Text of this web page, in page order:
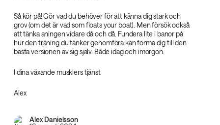
Så kör på! Gör vad du behöver för att känna dig stark och
grov (om det är vad som floats your boat). Men försök också
att tänka aningen vidare då och då. Fundera lite i banor på
hur den träning du tänker genomföra kan forma dig till den
bästa versionen av sig själv. Både idag och imorgon.
I dina växande musklers tjänst
Alex
Alex Danielsson